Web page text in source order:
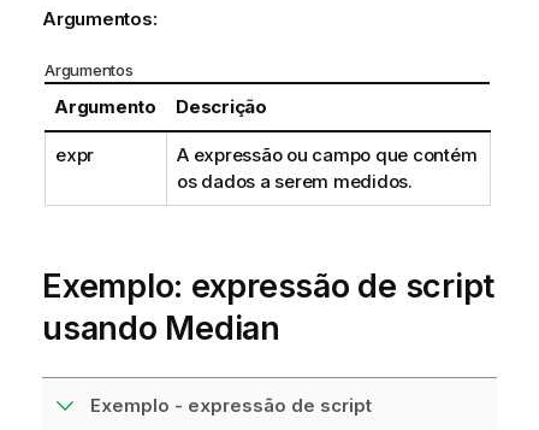
Argumentos:
Argumentos
Argumento Descrição
expr
A expressão ou campo que contém
os dados a serem medidos.
Exemplo: expressão de script
usando Median
Exemplo - expressão de script